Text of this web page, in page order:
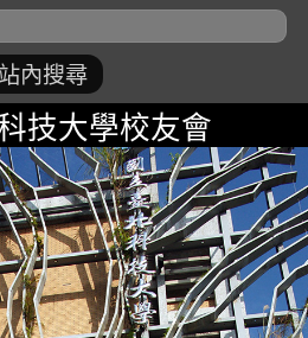
技大學校友會